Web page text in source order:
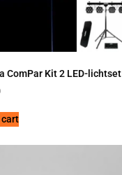
ComPar Kit 2 LED-lichtset
cart